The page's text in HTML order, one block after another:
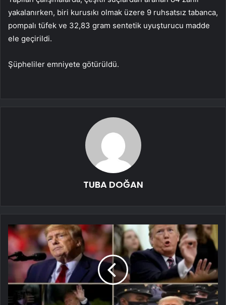
yakalanırken, biri kurusıkı olmak üzere 9 ruhsatsız tabanca,
pompalı tüfek ve 32,83 gram sentetik uyuşturucu madde
ele geçirildi.
Şüpheliler emniyete götürüldü.
TUBA DOĞAN